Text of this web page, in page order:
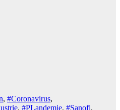
, #Coronavirus,
, #PLandemie, #Sanofi,